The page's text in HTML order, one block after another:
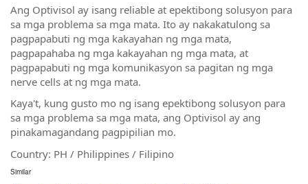
Ang Optivisol ay isang reliable at epektibong solusyon para
sa mga problema sa mga mata. Ito ay nakakatulong sa
pagpapabuti ng mga kakayahan ng mga mata,
pagpapahaba ng mga kakayahan ng mga mata, at
pagpapabuti ng mga komunikasyon sa pagitan ng mga
nerve cells at ng mga mata.
Kaya't, kung gusto mo ng isang epektibong solusyon para
sa mga problema sa mga mata, ang Optivisol ay ang
pinakamagandang pagpipilian mo.
Country: PH / Philippines / Filipino
Similar